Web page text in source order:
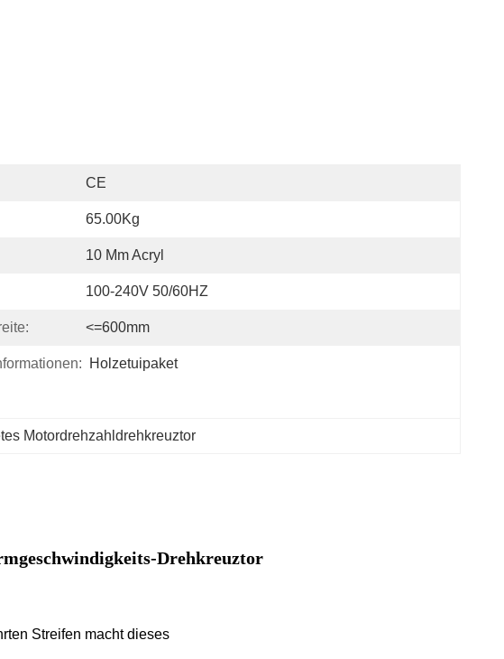
CE
65.00Kg
10 Mm Acryl
100-240V 50/60HZ
<=600mm
Holzetuipaket
Motordrehzahldrehkreuztor
Drehkreuztor
Streifen macht dieses